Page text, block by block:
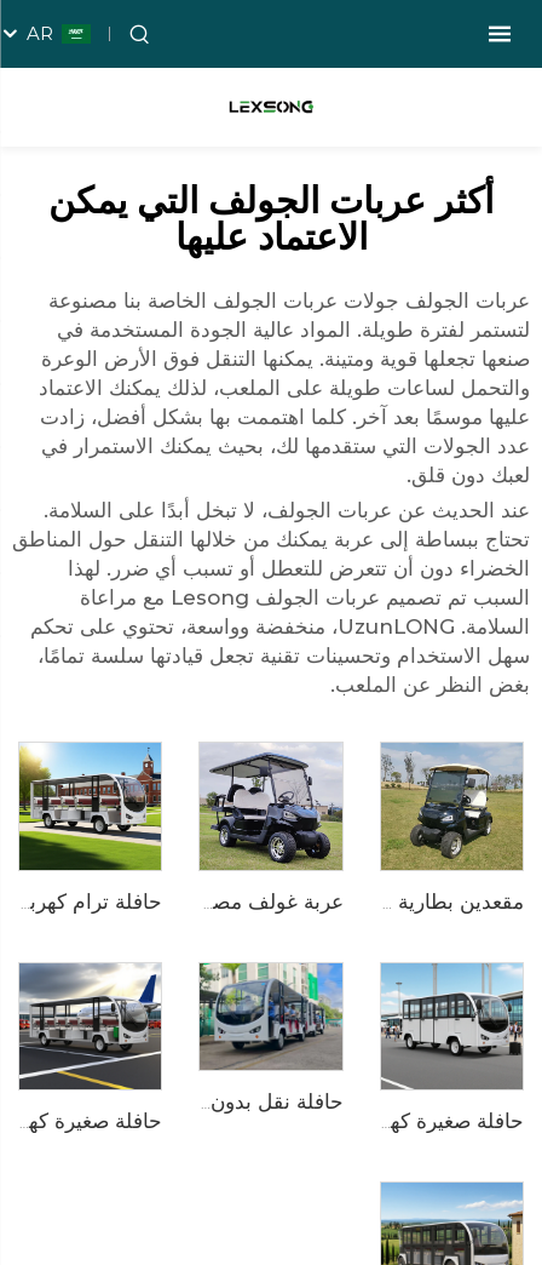
AR
أكثر عربات الجولف التي يمكن
الاعتماد عليها
عربات الجولف جولات عربات الجولف الخاصة بنا مصنوعة
لتستمر لفترة طويلة. المواد عالية الجودة المستخدمة في
صنعها تجعلها قوية ومتينة. يمكنها التنقل فوق الأرض الوعرة
والتحمل لساعات طويلة على الملعب، لذلك يمكنك الاعتماد
عليها موسمًا بعد آخر. كلما اهتممت بها بشكل أفضل، زادت
عدد الجولات التي ستقدمها لك، بحيث يمكنك الاستمرار في
لعبك دون قلق.
عند الحديث عن عربات الجولف، لا تبخل أبدًا على السلامة.
تحتاج ببساطة إلى عربة يمكنك من خلالها التنقل حول المناطق
الخضراء دون أن تتعرض للتعطل أو تسبب أي ضرر. لهذا
السبب تم تصميم عربات الجولف Lesong مع مراعاة
السلامة. UzunLONG، منخفضة وواسعة، تحتوي على تحكم
سهل الاستخدام وتحسينات تقنية تجعل قيادتها سلسة تمامًا،
بغض النظر عن الملعب.
حافلة ترام كهربائية خالصة تعمل بالبطارية الليثيوم بسعة 14 مقعدًا وجهد 72 فولت تُستخدم في الحدائق الحيوانية طراز LS6148K
حافلة صغيرة كهربائية تعمل بالبطارية الليثيوم LiFePO4 بسعة 200AH ذات أبواب من الألمنيوم وبسعة 14 مقعدًا طراز LS6148KF
حافلة صغيرة كهربائية تعمل بالبطارية الليثيوم بجهد 96V تُستخدم في المنتجعات أو الفنادق بسعة 23 مقعدًا طراز LS6230K